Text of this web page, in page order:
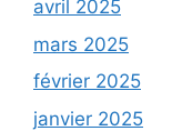
avril 2025
mars 2025
février 2025
janvier 2025